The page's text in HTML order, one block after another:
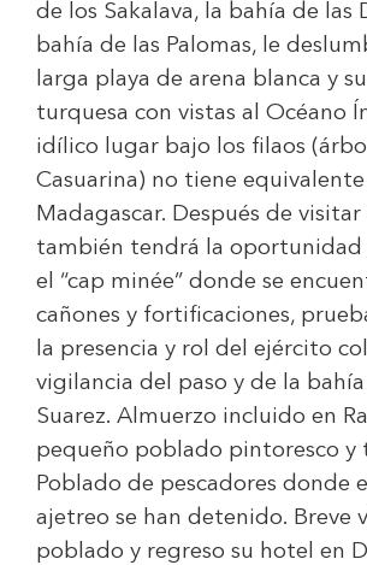
de los Sakalava, la bahía de las
bahía de las Palomas, le
larga playa de arena blanca y
turquesa con vistas al Océano
idílico lugar bajo los filaos
Casuarina) no tiene equivalente
Madagascar. Después de visitar
también tendrá la oportunidad
el “cap minée” donde se
cañones y fortificaciones,
la presencia y rol del ejército
vigilancia del paso y de la
Suarez. Almuerzo incluido en
pequeño poblado pintoresco y
Poblado de pescadores donde
ajetreo se han detenido. Breve
poblado y regreso su hotel en